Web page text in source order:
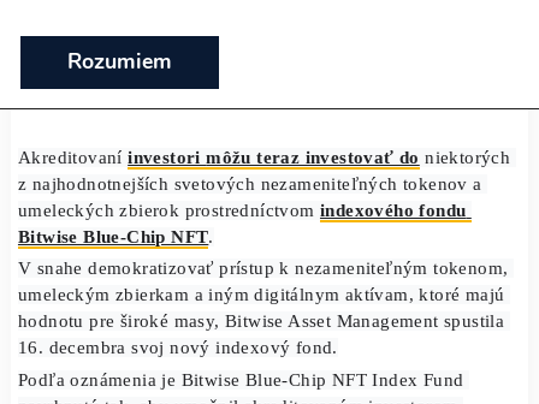
Akreditovaní investori môžu teraz investovať do
z najhodnotnejších svetových nezameniteľných tokenov
umeleckých zbierok prostredníctvom indexového fondu
Bitwise Blue-Chip NFT
V snahe demokratizovať prístup k nezameniteľným
umeleckým zbierkam a iným digitálnym aktívam, ktoré
Rozumiem